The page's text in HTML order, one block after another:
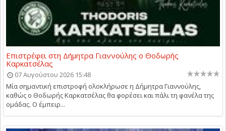
Επιστρέφει στη Δήμητρα Γιαννούλης ο Θοδωρής
Καρκατσέλας
07 Αυγούστου 2026 15:48
Μία σημαντική επιστροφή ολοκλήρωσε η Δήμητρα Γιαννούλης,
καθώς ο Θοδωρής Καρκατσέλας θα φορέσει και πάλι τη φανέλα της
ομάδας. Ο έμπειρ...